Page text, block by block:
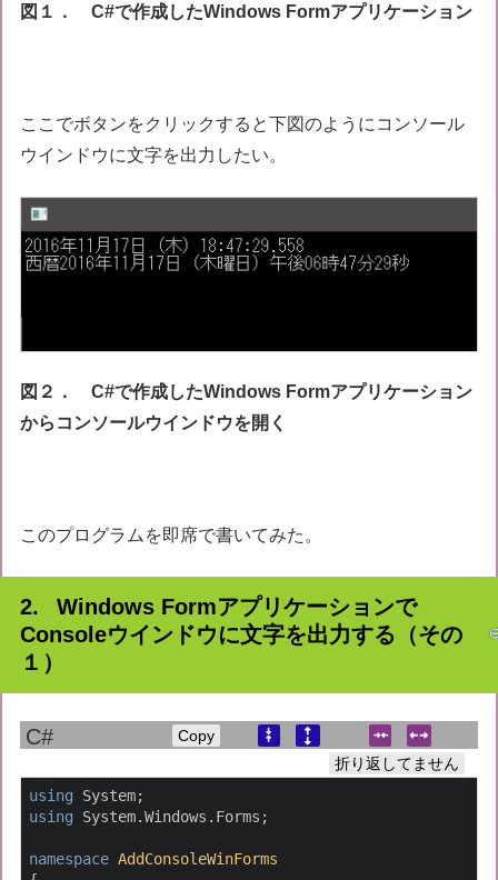
図１． C#で作成したWindows Formアプリケーション
ここでボタンをクリックすると下図のようにコンソール
ウインドウに文字を出力したい。
図２． C#で作成したWindows Formアプリケーション
からコンソールウインドウを開く
このプログラムを即席で書いてみた。
Windows Formアプリケーションで
Consoleウインドウに文字を出力する（その
１）
Copy
折り返してません
using
using System.Windows.Forms;
namespace AddConsoleWinForms